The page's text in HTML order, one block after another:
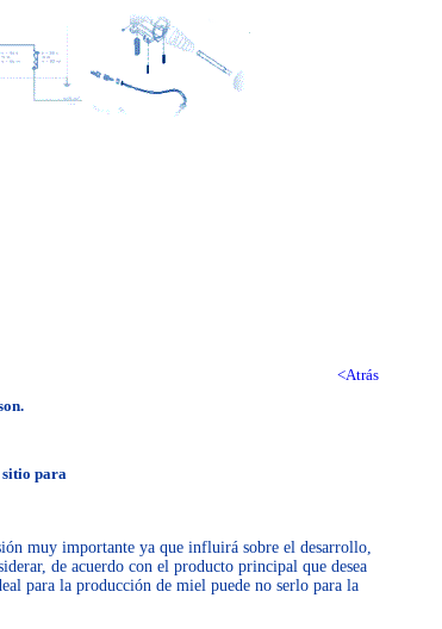
<Atrás
sitio para
muy importante ya que influirá sobre el desarrollo,
de acuerdo con el producto principal que desea
para la producción de miel puede no serlo para la